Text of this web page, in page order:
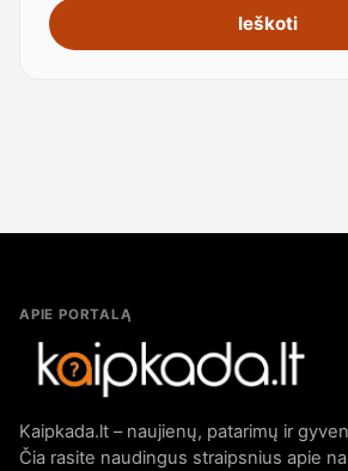
Ieškoti
APIE PORTALĄ
Kaipkada.lt – naujienų, patarimų ir
Čia rasite naudingus straipsnius apie